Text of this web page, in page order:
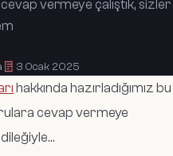
vermeye çalıştık, sizler
3 Ocak 2025
hakkında hazırladığımız bu
cevap vermeye
dileğiyle…